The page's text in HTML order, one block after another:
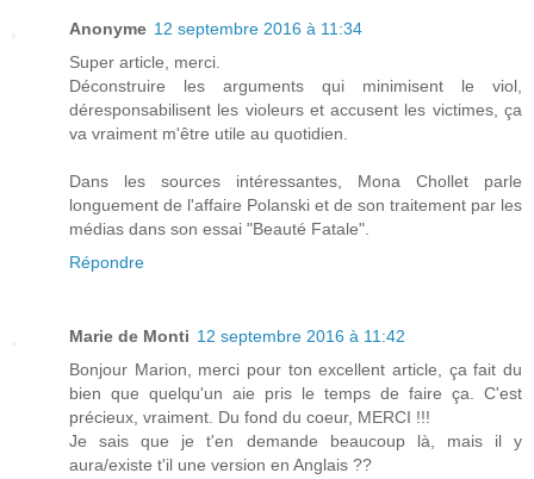
Anonyme 12 septembre 2016 à 11:34
Super article, merci.
Déconstruire les arguments qui minimisent le viol,
déresponsabilisent les violeurs et accusent les victimes, ça
va vraiment m'être utile au quotidien.
Dans les sources intéressantes, Mona Chollet parle
longuement de l'affaire Polanski et de son traitement par les
médias dans son essai "Beauté Fatale".
Répondre
Marie de Monti 12 septembre 2016 à 11:42
Bonjour Marion, merci pour ton excellent article, ça fait du
bien que quelqu'un aie pris le temps de faire ça. C'est
précieux, vraiment. Du fond du coeur, MERCI !!!
Je sais que je t'en demande beaucoup là, mais il y
aura/existe t'il une version en Anglais ??